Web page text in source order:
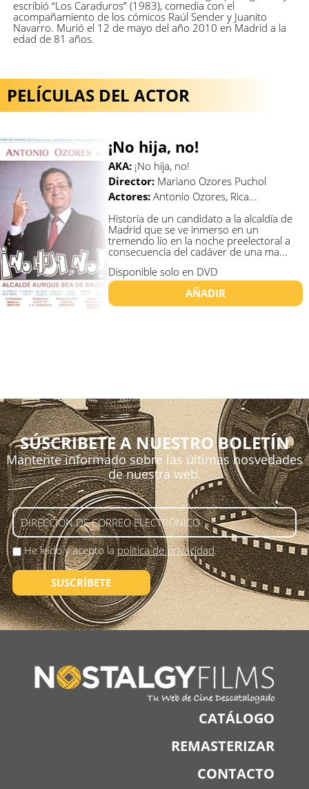
escribió “Los Caraduros” (1983), comedia con el
acompañamiento de los cómicos Raúl Sender y Juanito
Navarro. Murió el 12 de mayo del año 2010 en Madrid a la
edad de 81 años.
PELÍCULAS DEL ACTOR
¡No hija, no!
AKA: ¡No hija, no!
Director: Mariano Ozores Puchol
Actores: Antonio Ozores, Rica...
Historia de un candidato a la alcaldía de
Madrid que se ve inmerso en un
tremendo lío en la noche preelectoral a
consecuencia del cadáver de una ma...
Disponible solo en DVD
AÑADIR
SÚSCRIBETE A NUESTRO BOLETÍN
Mantente informado sobre las últimas nosvedades
de nuestra web.
He leído y acepto lapolítica de privacidad.
SUSCRÍBETE
CATÁLOGO
REMASTERIZAR
CONTACTO